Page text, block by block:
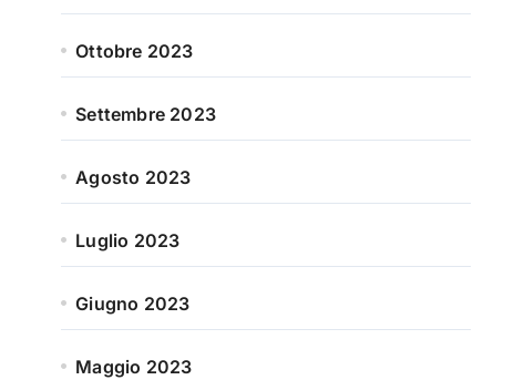
Ottobre 2023
Settembre 2023
Agosto 2023
Luglio 2023
Giugno 2023
Maggio 2023